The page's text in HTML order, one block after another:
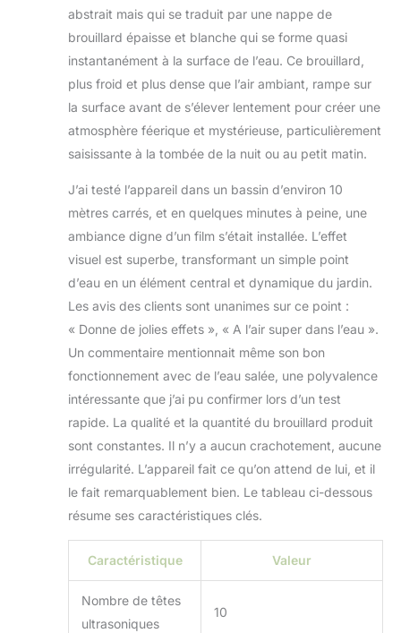
abstrait mais qui se traduit par une nappe de
brouillard épaisse et blanche qui se forme quasi
instantanément à la surface de l’eau. Ce brouillard,
plus froid et plus dense que l’air ambiant, rampe sur
la surface avant de s’élever lentement pour créer une
atmosphère féerique et mystérieuse, particulièrement
saisissante à la tombée de la nuit ou au petit matin.
J’ai testé l’appareil dans un bassin d’environ 10
mètres carrés, et en quelques minutes à peine, une
ambiance digne d’un film s’était installée. L’effet
visuel est superbe, transformant un simple point
d’eau en un élément central et dynamique du jardin.
Les avis des clients sont unanimes sur ce point :
« Donne de jolies effets », « A l’air super dans l’eau ».
Un commentaire mentionnait même son bon
fonctionnement avec de l’eau salée, une polyvalence
intéressante que j’ai pu confirmer lors d’un test
rapide. La qualité et la quantité du brouillard produit
sont constantes. Il n’y a aucun crachotement, aucune
irrégularité. L’appareil fait ce qu’on attend de lui, et il
le fait remarquablement bien. Le tableau ci-dessous
résume ses caractéristiques clés.
Caractéristique Valeur
Nombre de têtes
ultrasoniques
10